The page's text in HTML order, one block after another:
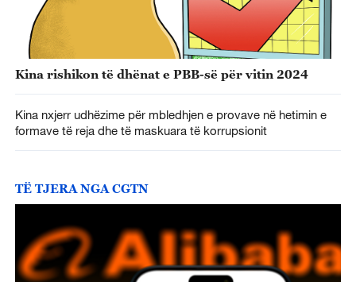
Kina rishikon të dhënat e PBB-së për vitin 2024
Kina nxjerr udhëzime për mbledhjen e provave në hetimin e
formave të reja dhe të maskuara të korrupsionit
TË TJERA NGA CGTN